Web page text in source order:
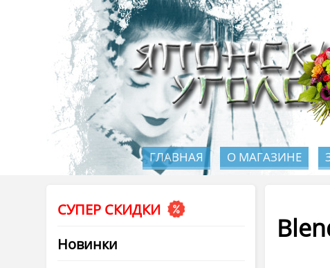
ГЛАВНАЯ О МАГАЗИНЕ
СУПЕР СКИДКИ
Новинки